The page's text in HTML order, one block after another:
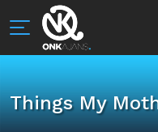
Things My